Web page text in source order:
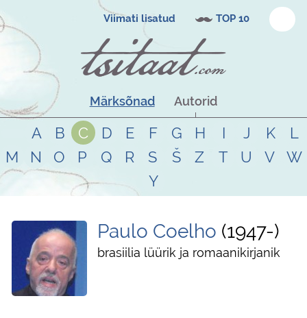
Viimati lisatud TOP 10
Märksõnad Autorid
A B C D E F G H I J K
L
M
N O P Q R S Š Z T U V
W
Y
Paulo Coelho 1947-
brasiilia lüürik ja romaanikirjanik